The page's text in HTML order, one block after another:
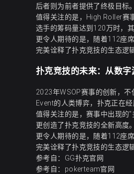
后者则为前者提供了终极目标
值得关注的是，High Roller赛
选手的筹码量达到120万时，
更令人期待的是，随着112座
完美诠释了扑克竞技的生态逻辑
扑克竞技的未来：从数
2023年WSOP赛事的创新，
Event的人类博弈，扑克正在
值得关注的是，赛事中出现的
更创造了扑克竞技的全新高度。
更令人期待的是，随着112座
完美诠释了扑克竞技的生态逻辑
参考自： GG扑克官网
参考自： pokerteam官网